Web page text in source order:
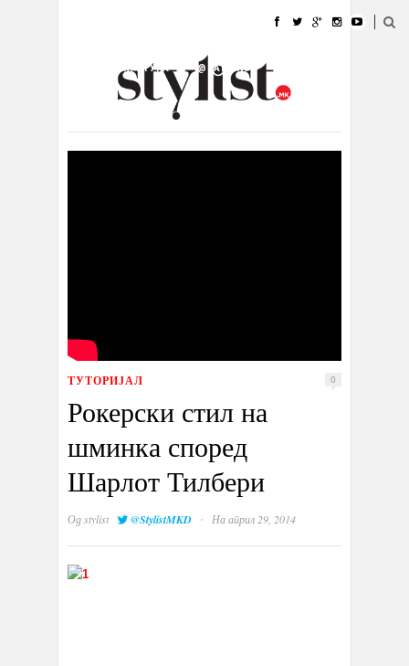
УБАВИНА
КУЛТУРА @РАБОТА
ИЗЛОГ
ТУТОРИЈАЛ 0
Рокерски стил на
шминка според
Шарлот Тилбери
Одstylist @StylistMKD · На април 29, 2014